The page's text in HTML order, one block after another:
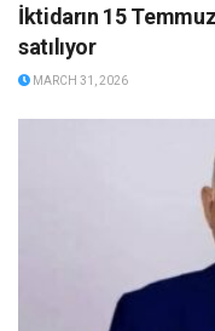
İktidarın 15
satılıyor
MARCH 31, 2026